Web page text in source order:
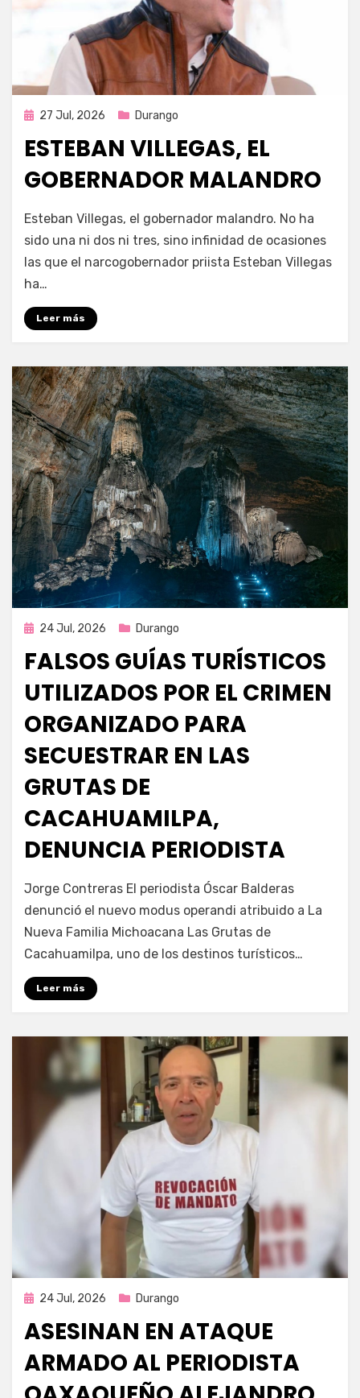
Publicada
27 Jul, 2026 Durango
ESTEBAN VILLEGAS, EL
GOBERNADOR MALANDRO
por Fernando Miranda Servín
Esteban Villegas, el gobernador malandro. No ha
sido una ni dos ni tres, sino infinidad de ocasiones
las que el narcogobernador priista Esteban Villegas
ha…
Leer más
Publicada
24 Jul, 2026 Durango
FALSOS GUÍAS TURÍSTICOS
UTILIZADOS POR EL CRIMEN
ORGANIZADO PARA
SECUESTRAR EN LAS
GRUTAS DE
CACAHUAMILPA,
DENUNCIA PERIODISTA
Fernando Miranda Servín
Jorge Contreras El periodista Óscar Balderas
denunció el nuevo modus operandi atribuido a La
Nueva Familia Michoacana Las Grutas de
Cacahuamilpa, uno de los destinos turísticos…
Leer más
Publicada
24 Jul, 2026 Durango
ASESINAN EN ATAQUE
ARMADO AL PERIODISTA